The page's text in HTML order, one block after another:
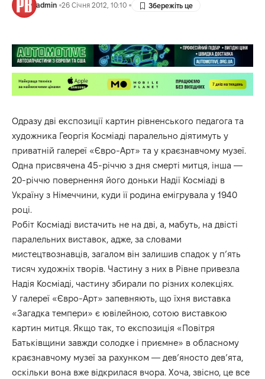
admin 26 Січня 2012, 10:10
Одразу дві експозиції картин рівненського педагога та
художника Георгія Косміаді паралельно діятимуть у
приватній галереї «Євро-Арт» та у краєзнавчому музеї.
Одна присвячена 45-річчю з дня смерті митця, інша —
20-річчю повернення його доньки Надії Косміаді в
Україну з Німеччини, куди її родина емігрувала у 1940
році.
Робіт Косміаді вистачить не на дві, а, мабуть, на двісті
паралельних виставок, адже, за словами
мистецтвознавців, загалом він залишив спадок у п’ять
тисяч художніх творів. Частину з них в Рівне привезла
Надія Косміаді, частину збирали по різних колекціях.
У галереї «Євро-Арт» запевняють, що їхня виставка
«Загадка темпери» є ювілейною, сотою виставкою
картин митця. Якщо так, то експозиція «Повітря
Батьківщини завжди солодке і приємне» в обласному
краєзнавчому музеї за рахунком — дев’яносто дев’ята,
оскільки вона вже відкрилася вчора. Хоча, звісно, це все